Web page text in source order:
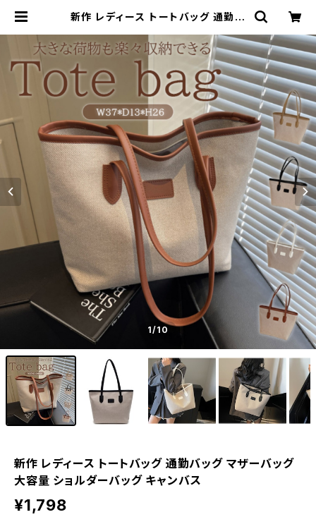
新作 レディース トートバッグ 通勤バ
バッグ キャンバス | Kinshuu
1/10
新作 レディース トートバッグ 通勤バッグ マザーバッグ
大容量 ショルダーバッグ キャンバス
¥1,798